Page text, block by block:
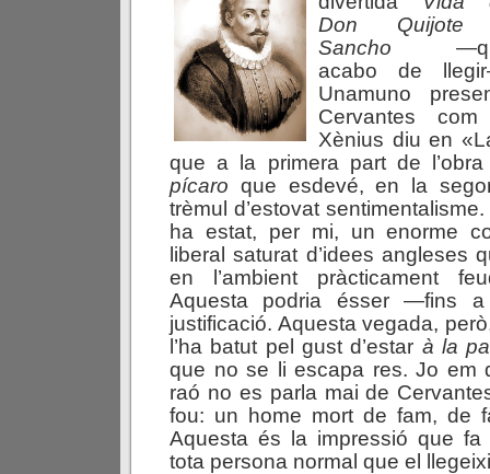
Don
Sancho
acabo de
Unamuno
Cervantes
Xènius diu en
que a la primera part de
pícaro que esdevé, en la
trèmul d’estovat
ha estat, per mi, un enorme
liberal saturat d’idees angleses
en l’ambient pràcticament
Aquesta podria ésser —fins
justificació. Aquesta vegada,
l’ha batut pel gust d’estar àla
que no se li escapa res. Jo em
raó no es parla mai de
fou: un home mort de fam, de
Aquesta és la impressió que fa
tota persona normal que el